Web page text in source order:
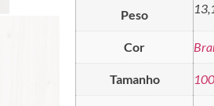
Peso
Cor
Tamanho